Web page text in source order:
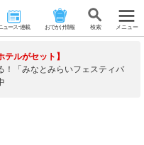
ュース･連載 おでかけ情報 検 索 メニュー
テルがセット】
！「みなとみらいフェスティバ